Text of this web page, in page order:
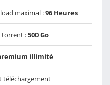
maximal :96 Heures
torrent :500 Go
illimité
téléchargement